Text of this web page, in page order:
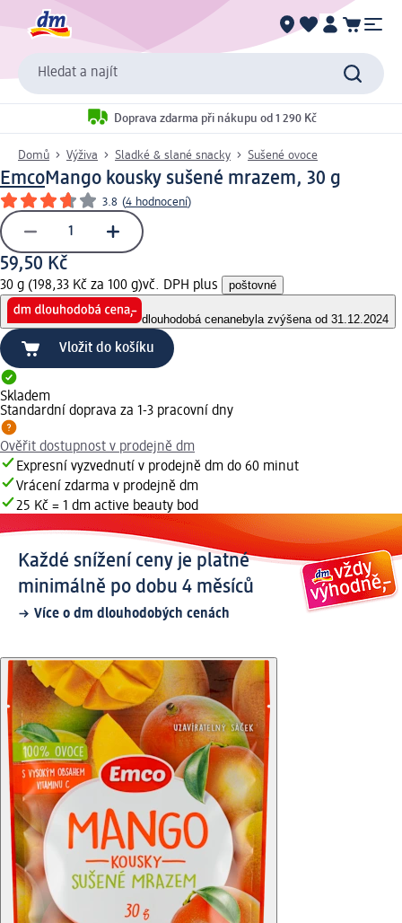
Hledat a najít
Doprava zdarma při nákupu od 1 290 Kč
Domů Výživa Sladké & slané snacky Sušené ovoce
EmcoMango kousky sušené mrazem, 30 g
3.8 (4 hodnocení)
59,50 Kč
30 g (198,33 Kč za 100 g)vč. DPH plus poštovné
dlouhodobá cenanebyla zvýšena od 31.12.2024
Vložit do košíku
Skladem
Standardní doprava za 1-3 pracovní dny
Ověřit dostupnost v prodejně dm
Expresní vyzvednutí v prodejně dm do 60 minut
Vrácení zdarma v prodejně dm
25 Kč = 1 dm active beauty bod
Každé snížení ceny je platné
minimálně po dobu 4 měsíců
Více o dm dlouhodobých cenách